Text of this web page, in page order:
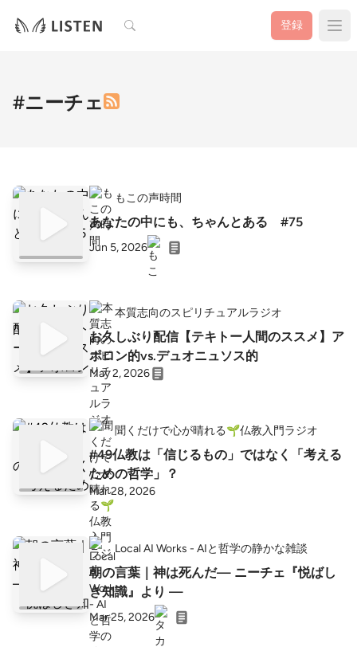
検索 登録
#ニーチェ
もこの声時間
あなたの中にも、ちゃんとある #75
Jun 5, 2026
本質志向のスピリチュアルラジオ
お久しぶり配信【テキトー人間のススメ】ア
ポロン的vs.デュオニュソス的
May 2, 2026
聞くだけで心が晴れる🌱仏教入門ラジオ
#49仏教は「信じるもの」ではなく「考える
ための哲学」？
Mar 28, 2026
Local AI Works - AIと哲学の静かな雑談
朝の言葉｜神は死んだ— ニーチェ『悦ばし
き知識』より —
Mar 25, 2026